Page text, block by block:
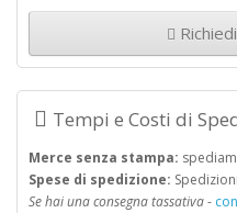
Tempi e Costi di
Merce senza stampa:
Spese di spedizione:
Se hai una consegna tassativa-